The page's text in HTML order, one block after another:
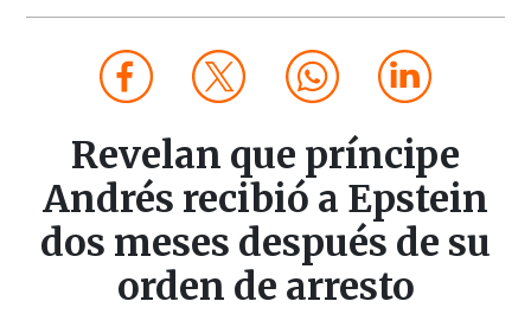
Revelan que príncipe
Andrés recibió a Epstein
dos meses después de su
orden de arresto